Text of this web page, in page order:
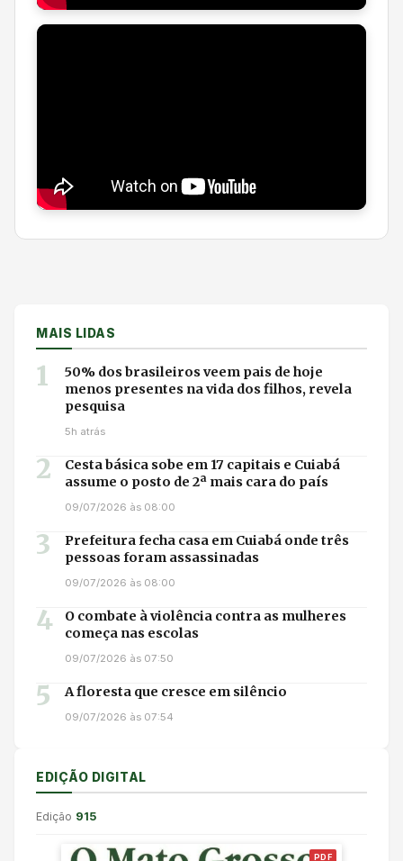
MAIS LIDAS
1
50% dos brasileiros veem pais de hoje
menos presentes na vida dos filhos, revela
pesquisa
5h atrás
2
Cesta básica sobe em 17 capitais e Cuiabá
assume o posto de 2ª mais cara do país
09/07/2026 às 08:00
3
Prefeitura fecha casa em Cuiabá onde três
pessoas foram assassinadas
09/07/2026 às 08:00
4
O combate à violência contra as mulheres
começa nas escolas
09/07/2026 às 07:50
5 A floresta que cresce em silêncio
09/07/2026 às 07:54
EDIÇÃO DIGITAL
Edição 915
PDF